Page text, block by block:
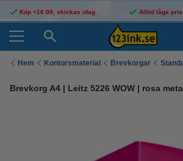
Köp <16:00, skickas idag Alltid låga
Hem Kontorsmaterial Brevkorgar
Brevkorg A4 | Leitz 5226 WOW | rosa